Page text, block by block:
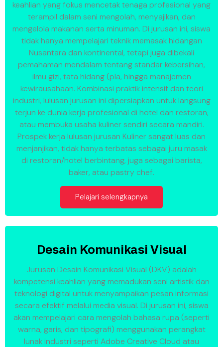
keahlian yang fokus mencetak tenaga profesional yang
terampil dalam seni mengolah, menyajikan, dan
mengelola makanan serta minuman. Di jurusan ini, siswa
tidak hanya mempelajari teknik memasak hidangan
Nusantara dan kontinental, tetapi juga dibekali
pemahaman mendalam tentang standar kebersihan,
ilmu gizi, tata hidang (pla, hingga manajemen
kewirausahaan. Kombinasi praktik intensif dan teori
industri, lulusan jurusan ini dipersiapkan untuk langsung
terjun ke dunia kerja profesional di hotel dan restoran,
atau membuka usaha kuliner sendiri secara mandiri.
Prospek kerja lulusan jurusan Kuliner sangat luas dan
menjanjikan, tidak hanya terbatas sebagai juru masak
di restoran/hotel berbintang, juga sebagai barista,
baker, atau pastry chef.
Pelajari selengkapnya
Desain Komunikasi Visual
Jurusan Desain Komunikasi Visual (DKV) adalah
kompetensi keahlian yang memadukan seni artistik dan
teknologi digital untuk menyampaikan pesan informasi
secara efektif melalui media visual. Di jurusan ini, siswa
akan mempelajari cara mengolah bahasa rupa (seperti
warna, garis, dan tipografi) menggunakan perangkat
lunak industri seperti Adobe Creative Cloud atau